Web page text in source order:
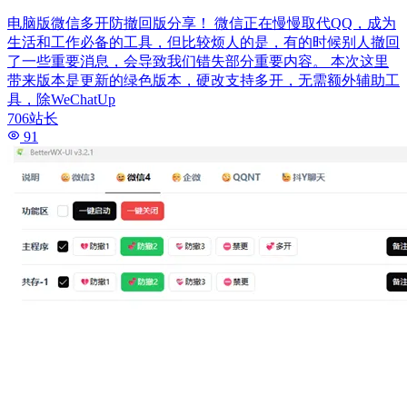
电脑版微信多开防撤回版分享！ 微信正在慢慢取代QQ，成为
生活和工作必备的工具，但比较烦人的是，有的时候别人撤回
了一些重要消息，会导致我们错失部分重要内容。 本次这里
带来版本是更新的绿色版本，硬改支持多开，无需额外辅助工
具，除WeChatUp
706站长
91